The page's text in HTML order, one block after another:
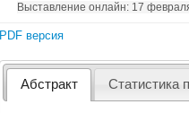
Выставление онлайн: 17
PDF версия
Абстракт Статистика